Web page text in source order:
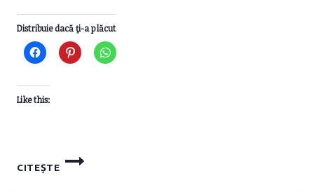
Distribuie dacă ţi-a plăcut
Like this:
CITEȘTE
FURSECURI
CU